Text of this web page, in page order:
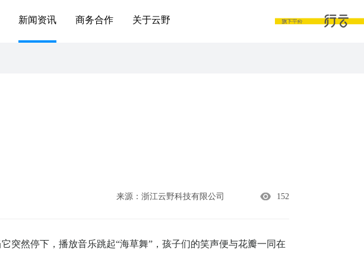
新闻资讯 商务合作 关于云野
来源：浙江云野科技有限公司 152
突然停下，播放音乐跳起“海草舞”，孩子们的笑声便与花瓣一同在